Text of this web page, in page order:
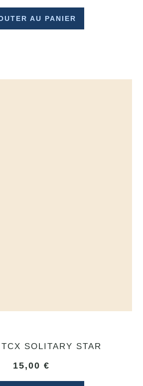
AU PANIER
SOLITARY STAR
15,00 €